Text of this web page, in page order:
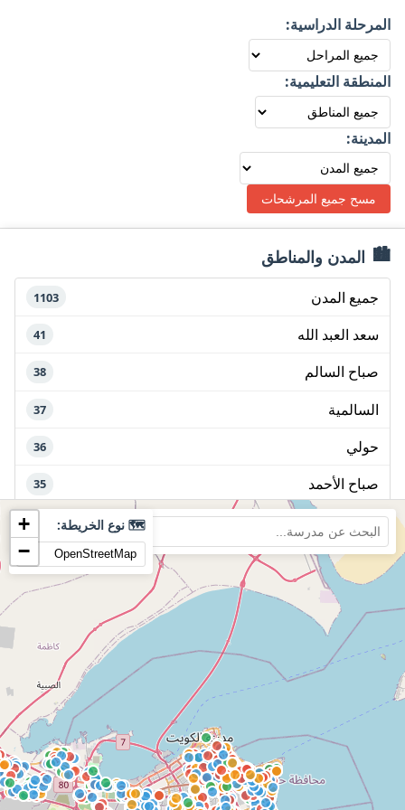
المرحلة الدراسية:
المنطقة التعليمية:
المدينة:
مسح جميع المرشحات
المدن والمناطق
جميع المدن 1103
سعد العبد الله 41
صباح السالم 38
السالمية 37
حولي 36
صباح الأحمد 35
المنقف
جابر الأحمد
خيطان 28
عبدالله المبارك الصباح
الصباحية
جابر العلي 23
مبارك الكبير 22
علي صباح السالم 22
🎨 دليل الألوان
المرحلة الإبتدائية
المرحلة المتوسطة
المرحلة الثانوية
التعليم الديني
🗺️ نوع الخريطة:
+
−